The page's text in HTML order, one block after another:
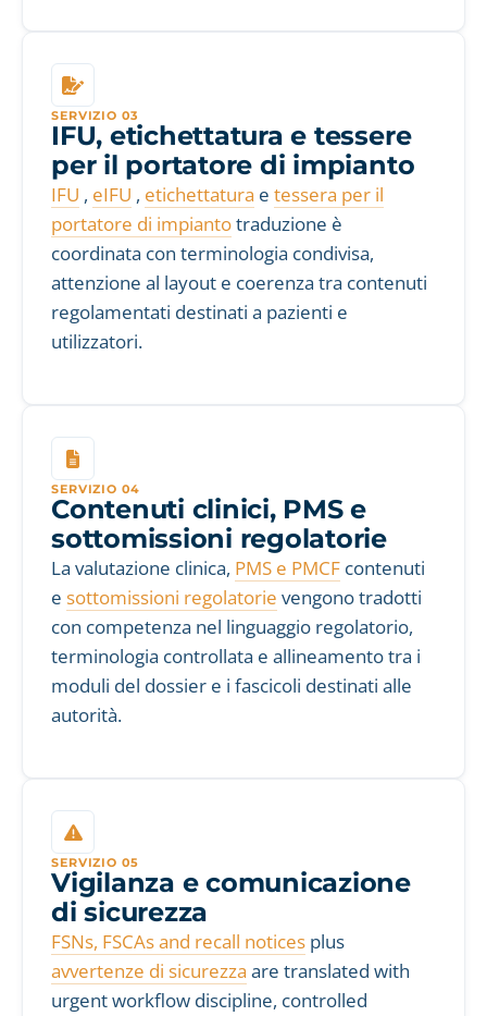
SERVIZIO 03
IFU, etichettatura e tessere
per il portatore di impianto
IFU , eIFU , etichettatura e tessera per il
portatore di impiantotraduzione è
coordinata con terminologia condivisa,
attenzione al layout e coerenza tra contenuti
regolamentati destinati a pazienti e
utilizzatori.
SERVIZIO 04
Contenuti clinici, PMS e
sottomissioni regolatorie
La valutazione clinica, PMS e PMCF contenuti
e sottomissioni regolatorie vengono tradotti
con competenza nel linguaggio regolatorio,
terminologia controllata e allineamento tra i
moduli del dossier e i fascicoli destinati alle
autorità.
SERVIZIO 05
Vigilanza e comunicazione
di sicurezza
FSNs, FSCAs and recall notices plus
avvertenze di sicurezza are translated with
urgent workflow discipline, controlled